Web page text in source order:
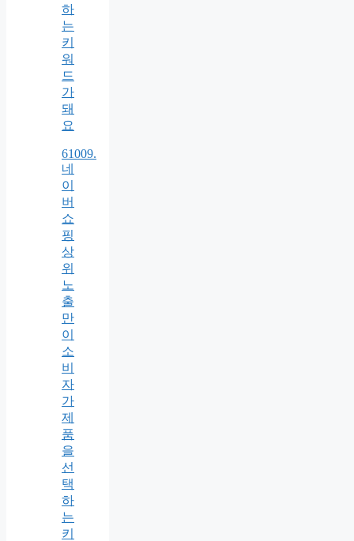
하
는
키
워
드
가
돼
요
61009.
네
이
버
쇼
핑
상
위
노
출
만
이
소
비
자
가
제
품
을
선
택
하
는
키